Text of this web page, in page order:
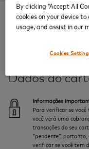
1 Digite
cartão
Dados do
Informações
Para verificar se
você verá uma
transações do seu
“pendente”,
verificar se você tem
By clicking “Accept All
cookies on your device
usage, and assist in our
Cookies